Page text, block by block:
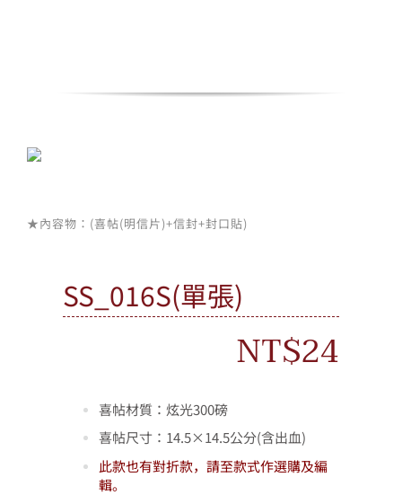
Navigation
我的帳戶
購物車
★內容物：(喜帖(明信片)+信封+封口貼)
SS_016S(單張)
NT$24
喜帖材質：炫光300磅
喜帖尺寸：14.5×14.5公分(含出血)
此款也有對折款，請至款式作選購及編
輯。